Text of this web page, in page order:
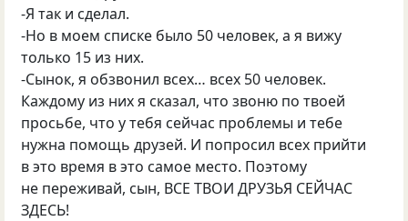
-Я так и сделал.
-Но в моем списке было 50 человек, а я вижу
только 15 из них.
-Сынок, я обзвонил всех… всех 50 человек.
Каждому из них я сказал, что звоню по твоей
просьбе, что у тебя сейчас проблемы и тебе
нужна помощь друзей. И попросил всех прийти
в это время в это самое место. Поэтому
не переживай, сын, ВСЕ ТВОИ ДРУЗЬЯ СЕЙЧАС
ЗДЕСЬ!